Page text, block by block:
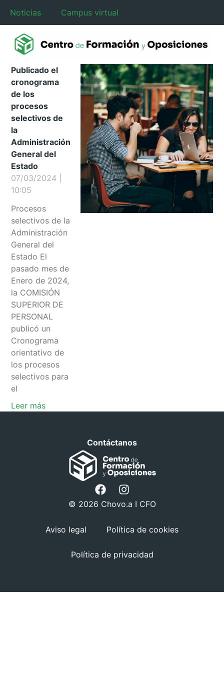
Noticias Campus virtual
Publicado el
cronograma
de los
procesos
selectivos de
la
Administración
General del
Estado
07/03/2024
10:05
Procesos
selectivos de la
Administración
General del
Estado El
pasado mes de
Enero de 2024,
la COMISIÓN
SUPERIOR DE
PERSONAL
publicó un
Cronograma
orientativo de
los procesos
selectivos para
el
Leer más
Contáctanos
© 2026 Chovo.a I CFO
Aviso legal Política de cookies
Política de privacidad